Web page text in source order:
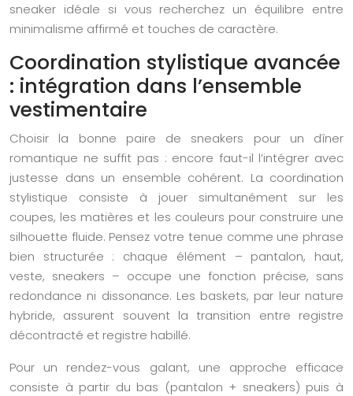
sneaker idéale si vous recherchez un équilibre entre
minimalisme affirmé et touches de caractère.
Coordination stylistique avancée
: intégration dans l’ensemble
vestimentaire
Choisir la bonne paire de sneakers pour un dîner
romantique ne suffit pas : encore faut-il l’intégrer avec
justesse dans un ensemble cohérent. La coordination
stylistique consiste à jouer simultanément sur les
coupes, les matières et les couleurs pour construire une
silhouette fluide. Pensez votre tenue comme une phrase
bien structurée : chaque élément – pantalon, haut,
veste, sneakers – occupe une fonction précise, sans
redondance ni dissonance. Les baskets, par leur nature
hybride, assurent souvent la transition entre registre
décontracté et registre habillé.
Pour un rendez-vous galant, une approche efficace
consiste à partir du bas (pantalon + sneakers) puis à